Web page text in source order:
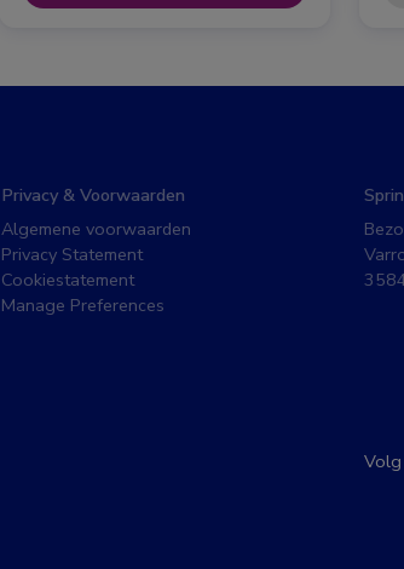
Privacy & Voorwaarden
Algemene voorwaarden
Privacy Statement
Cookiestatement
Manage Preferences